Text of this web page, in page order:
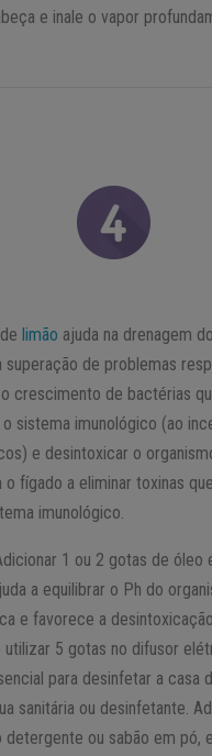
e inale o vapor
limão ajuda na drenagem
superação de problemas
crescimento de bactérias
sistema imunológico (ao
e desintoxicar o
fígado a eliminar toxinas
imunológico.
1 ou 2 gotas de óleo
a equilibrar o Ph do
e favorece a
utilizar 5 gotas no difusor
para desinfetar a casa
sanitária ou desinfetante.
detergente ou sabão em pó,